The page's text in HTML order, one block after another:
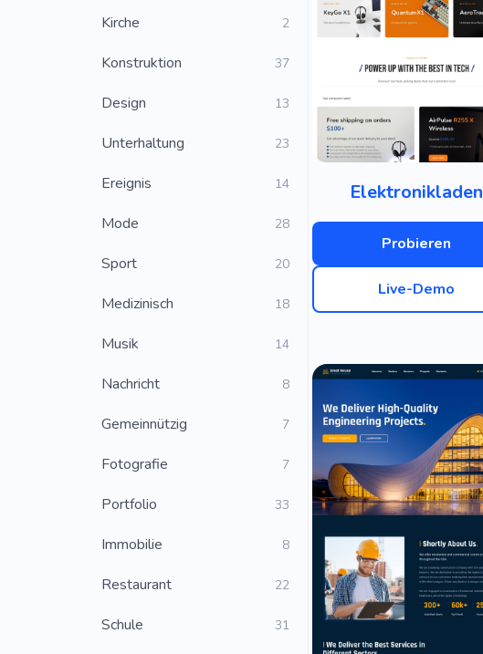
Kirche 2
Konstruktion 37
Design 13
Unterhaltung 23
Ereignis 14
Mode 28
Sport 20
Medizinisch 18
Musik 14
Nachricht 8
Gemeinnützig 7
Fotografie 7
Portfolio 33
Immobilie 8
Restaurant 22
Schule 31
Elektronikladen
Probieren
Live-Demo